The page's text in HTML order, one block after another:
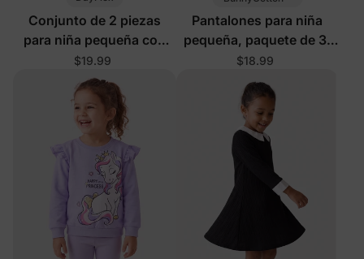
Conjunto de 2 piezas
para niña pequeña con
rayas en rosa fuerte
$19.99
Pantalones para niña
pequeña, paquete de 3,
multicolor
$18.99